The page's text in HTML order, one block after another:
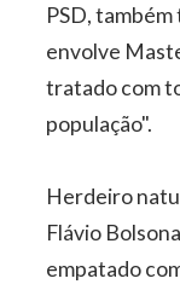
PSD,
envolve
tratado com
população".
Herdeiro
Flávio
empatado